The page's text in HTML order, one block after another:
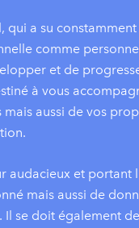
a su
comme
et de
à vous
aussi de vos
audacieux et
mais aussi de
se doit également